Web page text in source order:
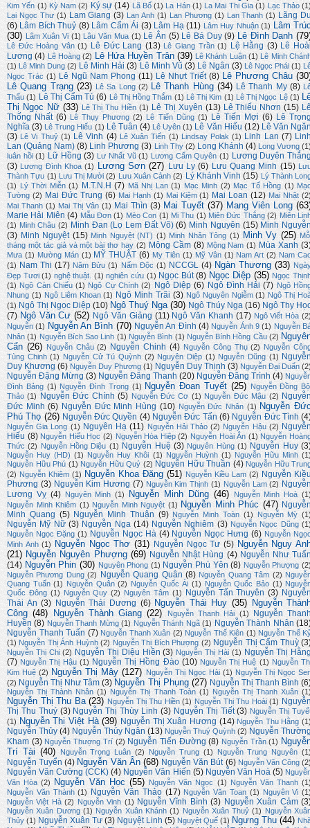
Kim Yến (1) Kỳ Nam (2) Ký sự (14) Lã Bố (1) La Hán (1) La Mai Thi Gia (1) Lạc Thảo
Lại Ngọc Thư (1) Lam Giang (3) Lan Anh (1) Lan Phương (1) Lan Thanh (1) Lãng
(6) Lâm Bích Thuỷ (8) Lâm Cẩm Ái (3) Lâm Hạ (11) Lâm Huy Nhuận (1) Lâm
(30) Lâm Xuân Vi (1) Lâu Văn Mua (1) Lê Ân (5) Lê Bá Duy (9) Lê Đình Danh
Lê Đức Hoàng Vân (1) Lê Đức Lang (13) Lê Giang Trần (1) Lệ Hằng (3) Lê
Lương (4) Lê Hoàng (2) Lê Hứa Huyền Trân (39) Lê Khánh Luận (1) Lê Minh
(1) Lê Minh Dung (2) Lê Minh Hải (3) Lê Minh Vũ (3) Lê Ngân (3) Lê Ngọc Phái (1)
Ngọc Trác (1) Lê Ngũ Nam Phong (11) Lê Nhựt Triết (8) Lê Phương Châu
Lê Quang Trạng (23) Lê Sa Long (2) Lê Thanh Hùng (34) Lê Thanh My (8)
Thấu (1) Lê Thị Cẩm Tú (6) Lê Thị Hồng Thắm (1) Lê Thị Kim (1) Lê Thị Ngọc Lệ (1)
Thị Ngọc Nữ (33) Lê Thị Thu Hiền (1) Lê Thị Xuyên (13) Lê Thiếu Nhơn (15)
Thống Nhất (6) Lê Thụy Phương (2) Lê Tiến Dũng (1) Lê Tiến Mợi (6) Lê
Nghĩa (3) Lê Trung Hiếu (1) Lê Tuân (4) Lê Uyên (1) Lê Văn Hiếu (12) Lê Văn
(3) Lê Vi Thuỷ (1) Lê Vinh (4) Lê Xuân Tiến (1) Lindsay Polak (1) Linh Lan (7)
Lan (Quảng Nam) (8) Linh Phương (3) Linh Thy (2) Long Khánh (4) Long Vương
luân hồi (1) Lữ Hồng (3) Lư Nhất Vũ (1) Lương Cẩm Quyên (1) Lương Duyên
(3) Lương Đình Khoa (1) Lương Sơn (27) Lưu Ly (6) Lưu Quang Minh (15)
Thành Tựu (1) Lưu Thị Mười (2) Lưu Xuân Cảnh (2) Lý Khánh Vinh (15) Lý Thành
(1)
Lý Thời Miễn (1) M.T.N.H (7) Mã Nhị Lan (1) Mạc Minh (2) Mạc Tố Hồng (1)
Tường (2) Mai Đức Trung (6) Mai Hạnh (1) Mai Kiệm (1) Mai Loan (12) Mai Nhật
Mai Thanh (1) Mai Thị Vân (1) Mai Thìn (3) Mai Tuyết (37) Mang Viên Long
Marie Hải Miên (4) Mẫu Đơn (1) Mèo Con (1) Mi Thu (1) Miên Đức Thắng (2) Miên
(1) Minh Châu (2) Minh Đan (Lọ Lem Đất Võ) (6) Minh Nguyên (15) Minh
(3) Minh Nguyệt (15) Minh Nguyệt (NT) (1) Minh Nhân Tông (1) Minh Vy (25)
tháng một tác giả và một bài thơ hay (2) Mộng Cầm (8) Mộng Nam (1) Mùa Xanh
Mưa (1) Mường Mán (1) MỸ THUẬT (6) My Tiên (1) Mỹ Vân (1) Nam Art (2) Nam
(1) Nam Thi (17) Năm Bửu (1) Nấm Độc (1) NCCGL (4) Ngàn Thương (33)
Đẹp Tươi (1) nghệ thuật. (1) nghiên cứu (1) Ngọc Bút (8) Ngọc Diệp (35) Ngọc
(1) Ngô Càn Chiểu (1) Ngô Cự Chính (2) Ngô Diệp (6) Ngô Đình Hải (7) Ngô
Nhung (1) Ngô Liêm Khoan (1) Ngô Minh Trãi (3) Ngô Nguyên Ngiễm (1) Ngô Thị
(1) Ngô Thị Ngọc Diệp (10) Ngô Thuý Nga (30) Ngô Thúy Nga (16) Ngô Thy
(7) Ngô Văn Cư (52) Ngô Văn Giảng (11) Ngô Văn Khanh (17) Ngô Viết Hòa
Nguyễn (1) Nguyễn An Bình (70) Nguyễn An Đình (4) Nguyễn Ánh 9 (1) Nguyễn
Nhân (1) Nguyễn Bích Sao Linh (1) Nguyễn Bình (1) Nguyễn Bính Hồng Cầu (2)
Cẩn (26) Nguyễn Châu (2) Nguyễn Chinh (4) Nguyễn Công Thụ (2) Nguyễn
Tùng Chinh (1) Nguyễn Cử Tú Quỳnh (2) Nguyên Diệp (1) Nguyễn Dũng (1)
Duy Khương (6) Nguyễn Duy Phương (1) Nguyễn Duy Thịnh (3) Nguyễn Đại Duẩn
Nguyễn Đặng Mừng (3) Nguyễn Đăng Thanh (20) Nguyễn Đăng Trình (4)
Đình Bảng (1) Nguyễn Đình Trọng (1) Nguyễn Đoan Tuyết (25)
Nguyễn Đồng
Thảo (1) Nguyễn Đức Chính (5) Nguyễn Đức Cơ (1) Nguyễn Đức Mậu (2)
Đức Minh (6) Nguyễn Đức Minh Hùng (10) Nguyễn Đức Nhân (1) Nguyễn
Phú Thọ (26) Nguyễn Đức Quyền (4) Nguyễn Đức Tấn (6) Nguyễn Đức Tình
Nguyễn Gia Long (1) Nguyên Hạ (11) Nguyễn Hải Thảo (2) Nguyễn Hậu (2)
Hiếu (8) Nguyễn Hiếu Học (2) Nguyễn Hòa Hiệp (2) Nguyễn Hoài Ân (1) Nguyễn
Thức (2) Nguyễn Hồng Diệu (1) Nguyễn Huệ (3) Nguyên Hùng (1) Nguyễn Huy
Nguyễn Huy (HD) (1) Nguyễn Huy Khôi (1) Nguyễn Huỳnh (1) Nguyễn Hữu Minh
Nguyễn Hữu Phú (1) Nguyễn Hữu Quý (2) Nguyễn Hữu Thuần (4) Nguyễn Hữu
(2) Nguyễn Khiêm (1) Nguyễn Khoa Đăng (51) Nguyễn Kiều Lam (2) Nguyễn
Phương (3) Nguyễn Kim Hương (7) Nguyễn Kim Thịnh (1) Nguyễn Lam (2)
Lương Vỵ (4) Nguyên Minh (1) Nguyễn Minh Dũng (46) Nguyễn Minh Hoà
Nguyễn Minh Khiêm (1) Nguyễn Minh Nguyệt (1) Nguyễn Minh Phúc (47)
Minh Quang (5) Nguyễn Minh Thuận (9) Nguyễn Minh Toàn (1) Nguyễn Mỳ
Nguyễn Mỹ Nữ (3) Nguyễn Nga (14) Nguyễn Nghiêm (3) Nguyễn Ngọc Dũng
Nguyễn Ngọc Đặng (1) Nguyễn Ngọc Hà (4) Nguyễn Ngọc Hưng (6) Nguyễn
Minh Anh (1) Nguyễn Ngọc Thơ (31) Nguyễn Ngọc Tư (5) Nguyễn Nguy
(21) Nguyễn Nguyên Phượng (69) Nguyễn Nhật Hùng (4) Nguyễn Như
(14) Nguyễn Phin (30) Nguyên Phong (1) Nguyễn Phú Yên (8) Nguyễn Phượng
Nguyễn Phương Dung (2) Nguyễn Quang Quân (8) Nguyễn Quang Tâm (2)
Quang Tuấn (1) Nguyễn Quân (2) Nguyễn Quốc Ái (1) Nguyễn Quốc Bảo (1)
Quốc Đông (1) Nguyễn Quy (2) Nguyên Tâm (1) Nguyễn Tấn Thuyên (3)
Thái An (3) Nguyễn Thái Dương (6) Nguyễn Thái Huy (35)
Nguyễn
Công (48) Nguyễn Thành Giang (22) Nguyễn Thanh Hải (1)
Nguyễn
Huyền (8) Nguyễn Thanh Mừng (1) Nguyễn Thánh Ngã (1) Nguyễn Thành Nhân
Nguyễn Thanh Tuấn (7) Nguyễn Thanh Xuân (2) Nguyễn Thế Kiên (1) Nguyễn Thế
(1) Nguyễn Thị Ánh Huỳnh (2) Nguyễn Thị Bích Phượng (2) Nguyễn Thị Cẩm Thuỳ
Nguyễn Thị Chi (2) Nguyễn Thị Diệu Hiền (3) Nguyễn Thị Hải (1) Nguyễn Thị
(7) Nguyễn Thị Hậu (1) Nguyễn Thị Hồng Đào (10) Nguyễn Thị Huệ (1) Nguyễn
Kim Huệ (2) Nguyễn Thị Mây (127) Nguyễn Thị Ngọc Hải (1) Nguyễn Thị Ngọc
(2) Nguyễn Thị Như Tâm (3) Nguyễn Thị Phụng (27) Nguyễn Thị Thanh Bình
Nguyễn Thị Thành Nhân (1) Nguyễn Thị Thanh Toàn (1) Nguyễn Thị Thanh Xuân
Nguyễn Thị Thu Ba (23) Nguyễn Thị Thu Hiền (1) Nguyễn Thị Thu Hoài (1)
Thị Thu Thuý (3) Nguyễn Thị Thùy Linh (3) Nguyễn Thị Tiết (3) Nguyễn Thị
(1) Nguyễn Thị Việt Hà (39) Nguyễn Thị Xuân Hương (14) Nguyễn Thu Hằng
Nguyễn Thủy (4) Nguyễn Thúy Ngân (13) Nguyễn Thuý Quỳnh (2) Nguyễn
Kham (3) Nguyễn Thượng Trí (2) Nguyễn Tiến Đường (8) Nguyễn Trần (1)
Trí Tài (40) Nguyễn Trọng Luân (2) Nguyễn Trung (1) Nguyễn Trung Nguyên
Nguyễn Tuyển (4) Nguyễn Văn Ân (68) Nguyễn Văn Bút (6) Nguyễn Văn Công
Nguyễn Văn Cường (CCK) (4) Nguyễn Văn Hiến (5) Nguyễn Văn Hoà (5)
Văn Hòa (2) Nguyễn Văn Học (55) Nguyễn Văn Ngọc (1) Nguyễn Văn Thanh
Nguyễn Văn Thành (1) Nguyễn Văn Thảo (17) Nguyễn Văn Toan (1) Nguyên Vi
Nguyễn Việt Hà (2) Nguyễn Vinh (1) Nguyễn Vĩnh Bình (3) Nguyễn Xuân Cảm
Nguyễn Xuân Dương (1) Nguyễn Xuân Khánh (1) Nguyễn Xuân Thuỷ (1) Nguyễn
Thủy (1) Nguyễn Xuân Tư (3) Nguyệt Linh (5) Nguyệt Quế (1) Ngưng Thu (44)